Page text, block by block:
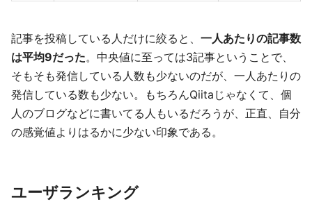
記事を投稿している人だけに絞ると、 一人あたりの記事数
は平均9だった。中央値に至っては3記事ということで、
そもそも発信している人数も少ないのだが、一人あたりの
発信している数も少ない。もちろんQiitaじゃなくて、個
人のブログなどに書いてる人もいるだろうが、正直、自分
の感覚値よりはるかに少ない印象である。
ユーザランキング